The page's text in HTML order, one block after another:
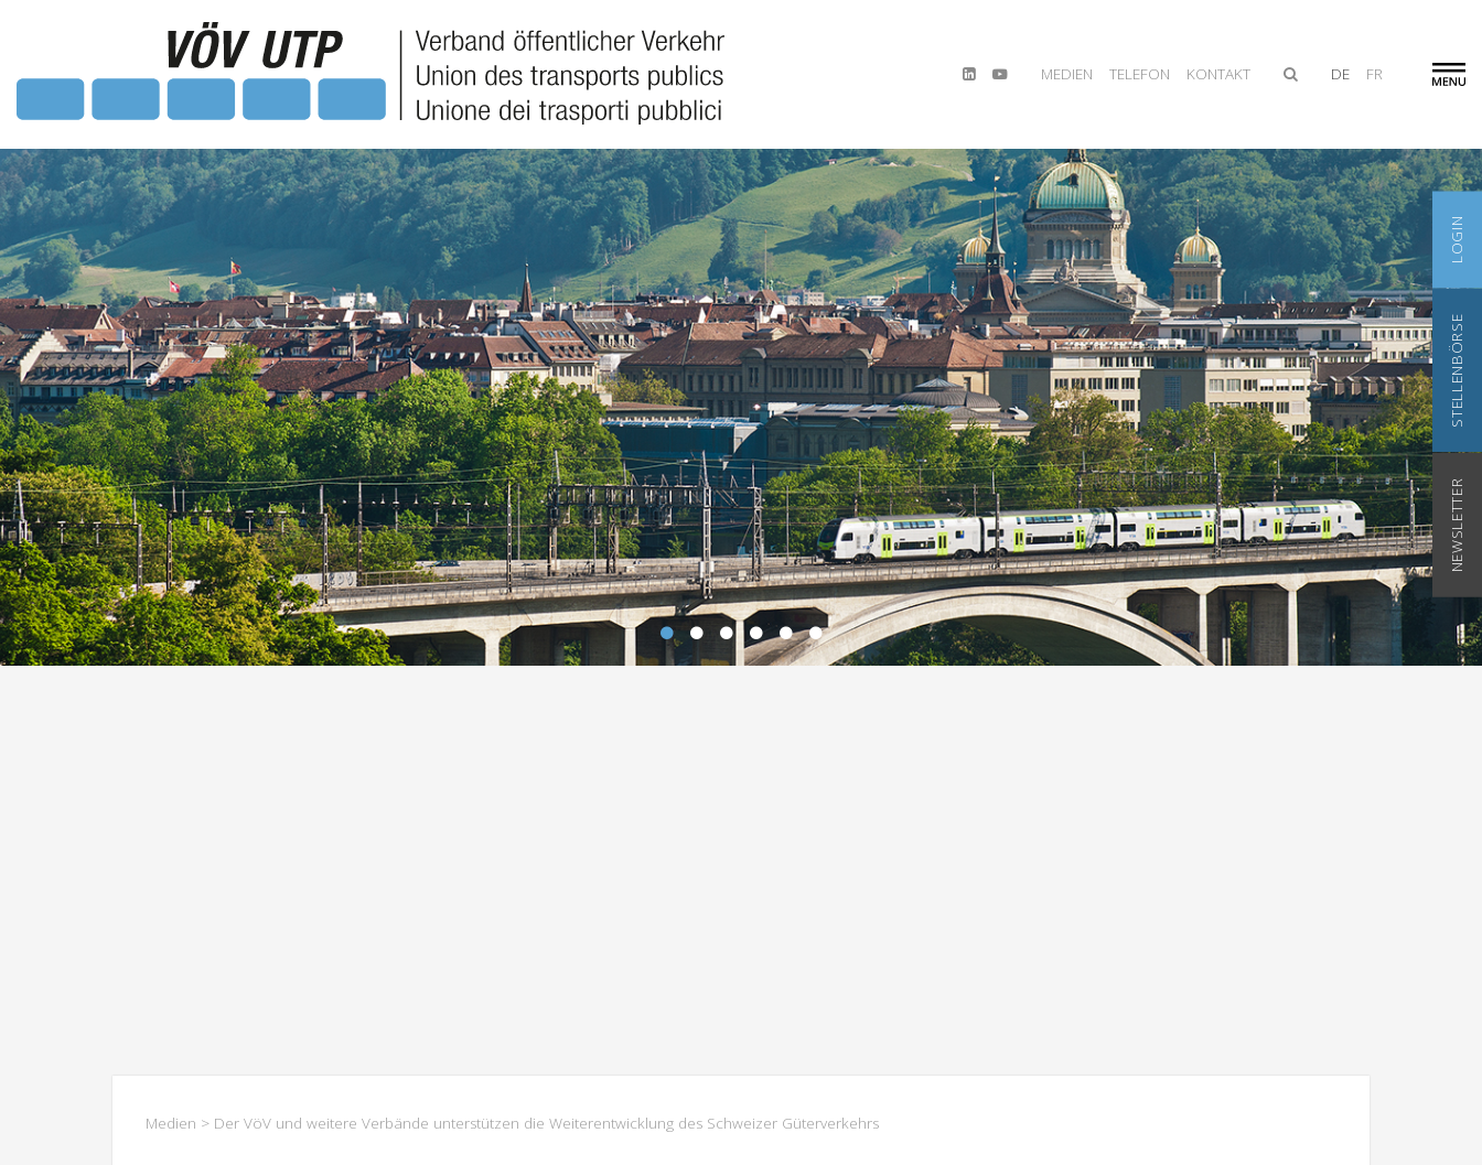
MEDIEN TELEFON KONTAKT DE FR
LOGIN
STELLENBÖRSE
NEWSLETTER
Medien > Der VöV und weitere Verbände unterstützen die Weiterentwicklung des Schweizer Güterverkehrs